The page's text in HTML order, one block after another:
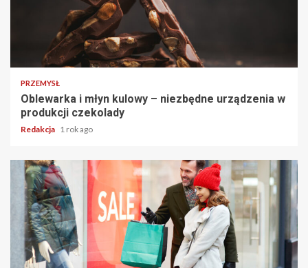
PRZEMYSŁ
Oblewarka i młyn kulowy – niezbędne urządzenia w
produkcji czekolady
Redakcja 1 rok ago